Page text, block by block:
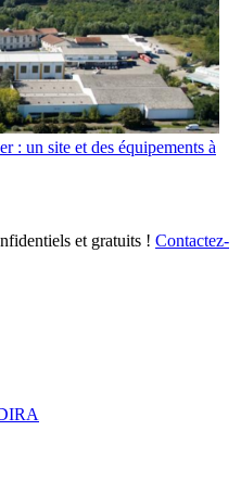
: un site et des équipements à
et gratuits ! Contactez-